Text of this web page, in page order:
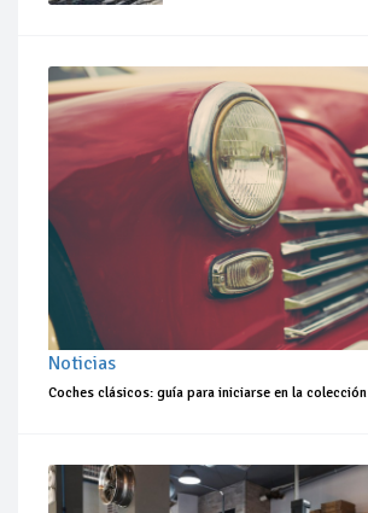
Noticias
Coches clásicos: guía para iniciarse en la colección